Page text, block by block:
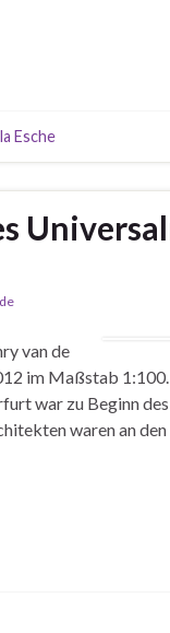
Esche
van de
im Maßstab
war zu Beginn des
waren an